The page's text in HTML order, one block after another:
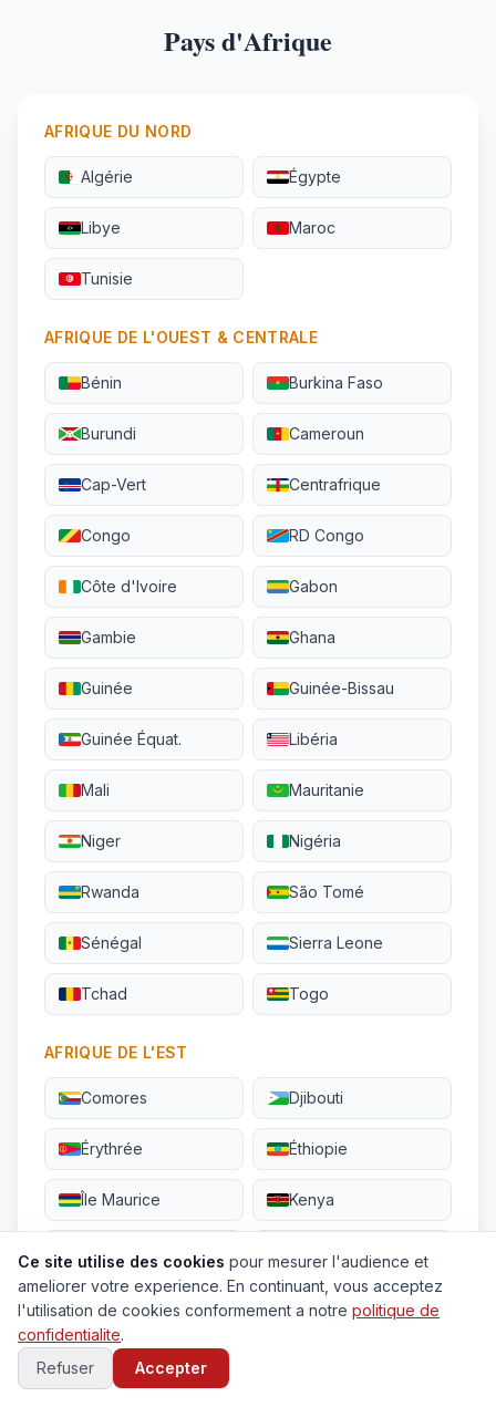
Pays d'Afrique
AFRIQUE DU NORD
Algérie Égypte
Libye Maroc
Tunisie
AFRIQUE DE L'OUEST & CENTRALE
Bénin Burkina Faso
Burundi Cameroun
Cap-Vert Centrafrique
Congo RD Congo
Côte d'Ivoire Gabon
Gambie Ghana
Guinée Guinée-Bissau
Guinée Équat. Libéria
Mali Mauritanie
Niger Nigéria
Rwanda São Tomé
Sénégal Sierra Leone
Tchad Togo
AFRIQUE DE L'EST
Comores Djibouti
Érythrée Éthiopie
Île Maurice Kenya
Madagascar
Ouganda Réunion
Seychelles
Ce site utilise des cookies pour mesurer l'audience et
ameliorer votre experience. En continuant, vous acceptez
l'utilisation de cookies conformement a notre politique de
confidentialite.
Refuser
Accepter